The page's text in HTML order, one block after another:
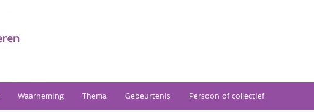
Waarneming Thema Gebeurtenis Persoon of collectief